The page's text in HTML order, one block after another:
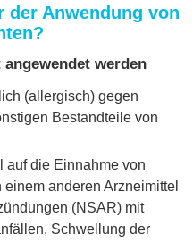
der Anwendung von
werden
(allergisch) gegen
Bestandteile von
auf die Einnahme von
anderen Arzneimittel
(NSAR) mit
Schwellung der